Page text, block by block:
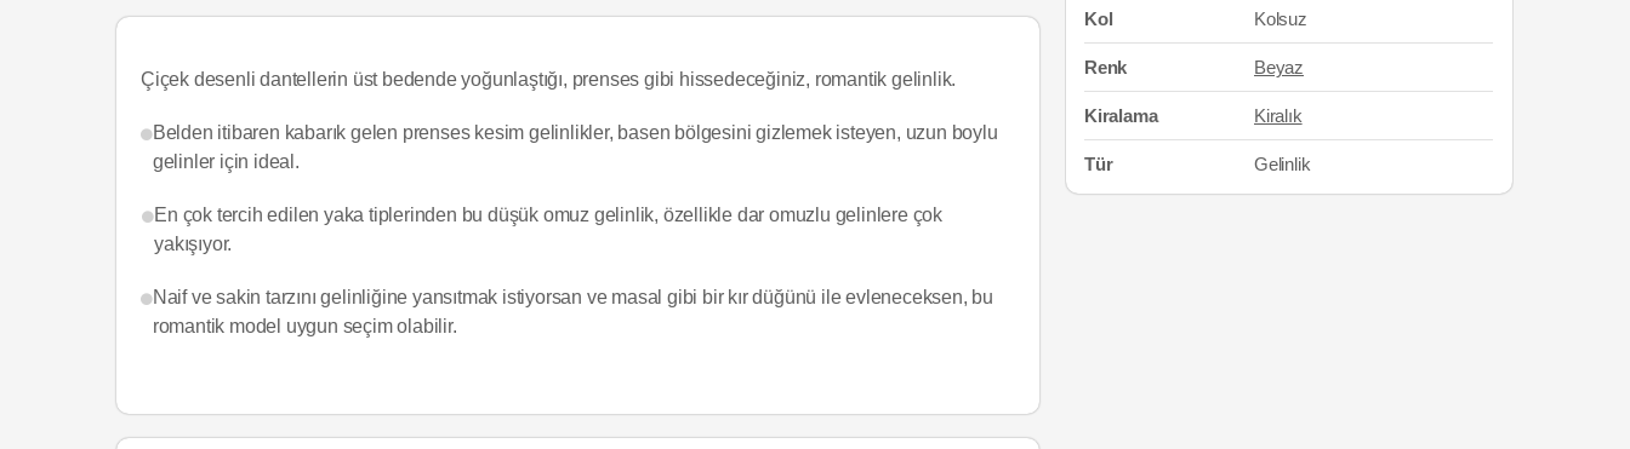
Çiçek desenli dantellerin üst bedende yoğunlaştığı, prenses gibi hissedeceğiniz, romantik gelinlik.
Belden itibaren kabarık gelen prenses kesim gelinlikler, basen bölgesini gizlemek isteyen, uzun boylu
gelinler için ideal.
En çok tercih edilen yaka tiplerinden bu düşük omuz gelinlik, özellikle dar omuzlu gelinlere çok
yakışıyor.
Naif ve sakin tarzını gelinliğine yansıtmak istiyorsan ve masal gibi bir kır düğünü ile evleneceksen, bu
romantik model uygun seçim olabilir.
Kol Kolsuz
Renk Beyaz
Kiralama Kiralık
Tür Gelinlik